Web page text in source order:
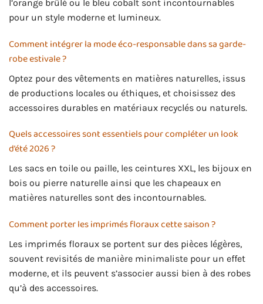
l’orange brûlé ou le bleu cobalt sont incontournables
pour un style moderne et lumineux.
Comment intégrer la mode éco-responsable dans sa garde-
robe estivale ?
Optez pour des vêtements en matières naturelles, issus
de productions locales ou éthiques, et choisissez des
accessoires durables en matériaux recyclés ou naturels.
Quels accessoires sont essentiels pour compléter un look
d’été 2026 ?
Les sacs en toile ou paille, les ceintures XXL, les bijoux en
bois ou pierre naturelle ainsi que les chapeaux en
matières naturelles sont des incontournables.
Comment porter les imprimés floraux cette saison ?
Les imprimés floraux se portent sur des pièces légères,
souvent revisités de manière minimaliste pour un effet
moderne, et ils peuvent s’associer aussi bien à des robes
qu’à des accessoires.